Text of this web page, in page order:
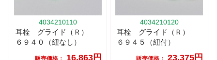
4034210110
耳栓 グライド（Ｒ）
６９４０（紐なし）
販売価格： 16,863円
4034210120
耳栓 グライド（Ｒ）
６９４５（紐付）
販売価格： 23,375円